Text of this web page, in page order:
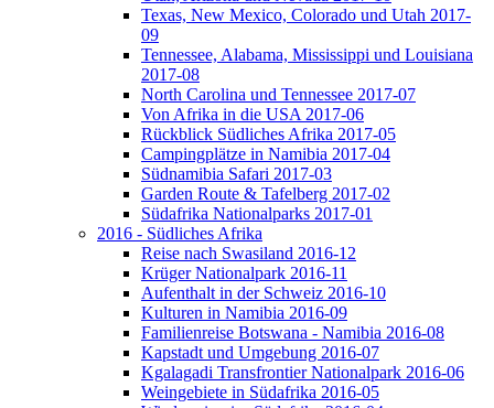
Texas, New Mexico, Colorado und Utah 2017-
09
Tennessee, Alabama, Mississippi und Louisiana
2017-08
North Carolina und Tennessee 2017-07
Von Afrika in die USA 2017-06
Rückblick Südliches Afrika 2017-05
Campingplätze in Namibia 2017-04
Südnamibia Safari 2017-03
Garden Route & Tafelberg 2017-02
Südafrika Nationalparks 2017-01
2016 - Südliches Afrika
Reise nach Swasiland 2016-12
Krüger Nationalpark 2016-11
Aufenthalt in der Schweiz 2016-10
Kulturen in Namibia 2016-09
Familienreise Botswana - Namibia 2016-08
Kapstadt und Umgebung 2016-07
Kgalagadi Transfrontier Nationalpark 2016-06
Weingebiete in Südafrika 2016-05